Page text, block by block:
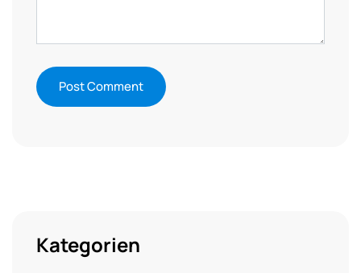
Kategorien